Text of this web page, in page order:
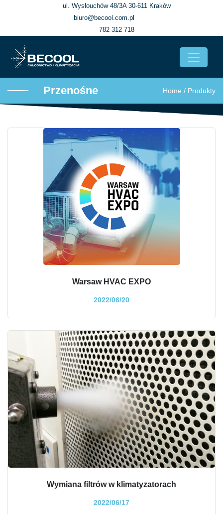
ul. Wysłouchów 48/3A 30-611 Kraków
biuro@becool.com.pl
782 312 718
Przenośne Home / Produkty
Warsaw HVAC EXPO
2022/06/20
Wymiana filtrów w klimatyzatorach
2022/06/17